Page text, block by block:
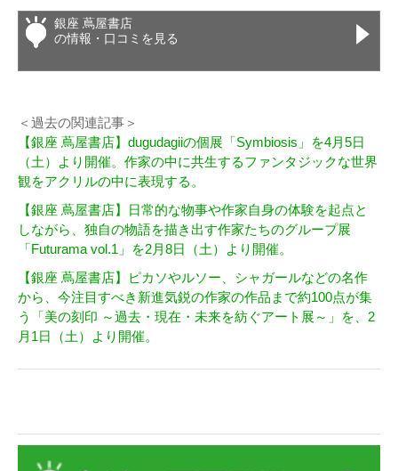
銀座 蔦屋書店
の情報・口コミを見る
＜過去の関連記事＞
【銀座 蔦屋書店】dugudagiiの個展「Symbiosis」を4月5日
（土）より開催。作家の中に共生するファンタジックな世界
観をアクリルの中に表現する。
【銀座 蔦屋書店】日常的な物事や作家自身の体験を起点と
しながら、独自の物語を描き出す作家たちのグループ展
「Futurama vol.1」を2月8日（土）より開催。
【銀座 蔦屋書店】ピカソやルソー、シャガールなどの名作
から、今注目すべき新進気鋭の作家の作品まで約100点が集
う「美の刻印 ～過去・現在・未来を紡ぐアート展～」を、2
月1日（土）より開催。